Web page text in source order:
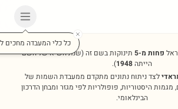
כל כלי המעבדה מחכים
פחות מ-5 תינוקות בשם זה(שנת השיא של השם
הייתה1948
).
לצד ניתוח נתונים מתקדם ממעבדת השמות של
היסטוריות, פופולריות לפי מגזר ומבחן הדרכון
הבינלאומי.